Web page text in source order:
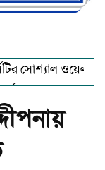
সোশ্যাল ওয়েলফেয়ার
অশুভকে বর্জন করে